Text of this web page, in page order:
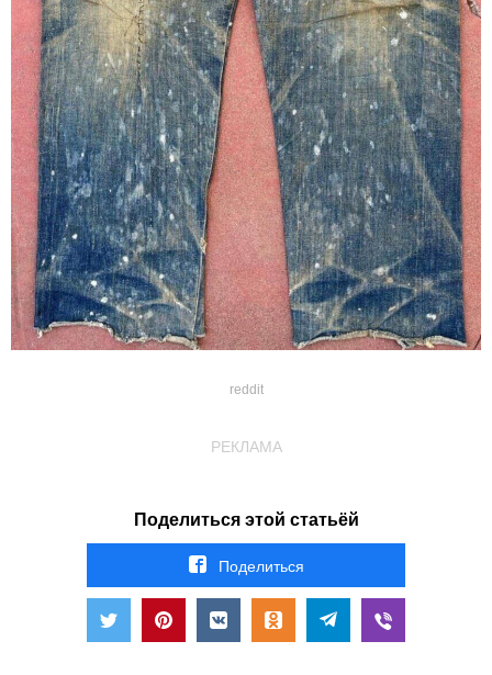
reddit
РЕКЛАМА
Поделиться этой статьёй
Поделиться